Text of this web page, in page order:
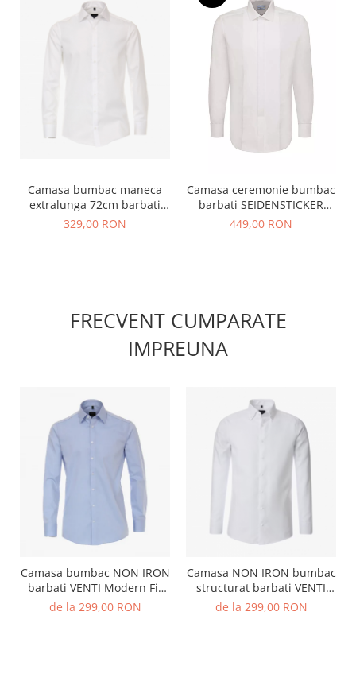
Camasa bumbac maneca
extralunga 72cm barbati
VENTI Modern Fit alb
329,00 RON
Camasa ceremonie bumbac
barbati SEIDENSTICKER
156894 Regular Plisse alb
449,00 RON
FRECVENT CUMPARATE
IMPREUNA
Camasa bumbac NON IRON
barbati VENTI Modern Fit
bleu
de la 299,00 RON
Camasa NON IRON bumbac
structurat barbati VENTI
ModernFit alb
de la 299,00 RON